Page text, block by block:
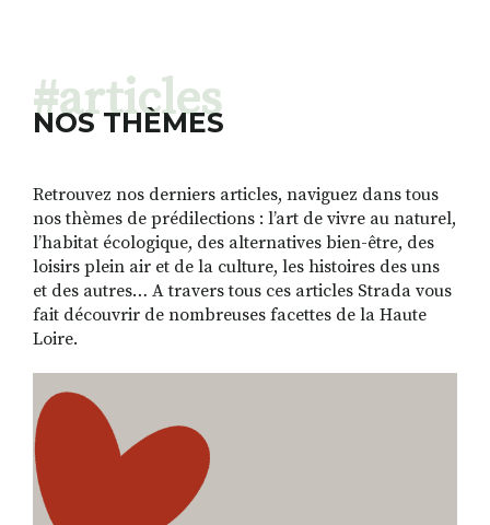
#articles
NOS THÈMES
Retrouvez nos derniers articles, naviguez dans tous
nos thèmes de prédilections : l’art de vivre au naturel,
l’habitat écologique, des alternatives bien-être, des
loisirs plein air et de la culture, les histoires des uns
et des autres… A travers tous ces articles Strada vous
fait découvrir de nombreuses facettes de la Haute
Loire.